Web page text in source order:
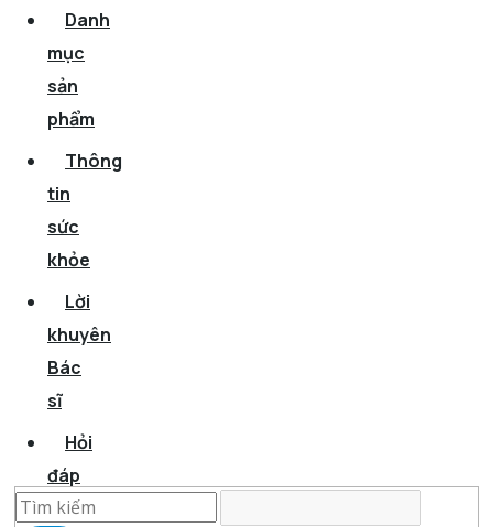
Danh
mục
sản
phẩm
Thông
tin
sức
khỏe
Lời
khuyên
Bác
sĩ
Hỏi
đáp